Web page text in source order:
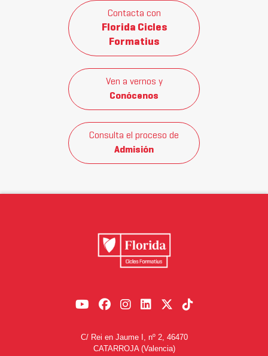
Contacta con
Florida Cicles
Formatius
Ven a vernos y
Conócenos
Consulta el proceso de
Admisión
C/ Rei en Jaume I, nº 2, 46470
CATARROJA (Valencia)